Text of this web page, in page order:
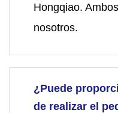
Hongqiao.
nosotros.
¿Puede
de realizar el